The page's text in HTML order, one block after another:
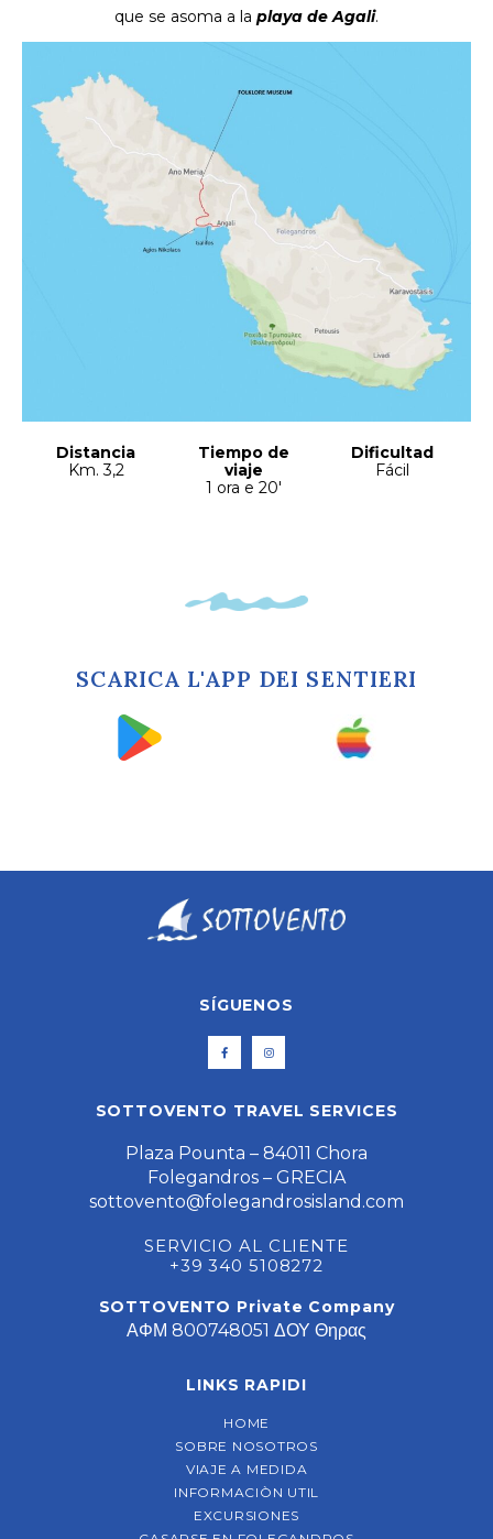
Distancia
Km. 3,2
Tiempo de
viaje
1 ora e 20′
Dificultad
Fácil
que se asoma a la playa de Agali.
SCARICA L'APP DEI SENTIERI
SÍGUENOS
SOTTOVENTO TRAVEL SERVICES
Plaza Pounta – 84011 Chora
Folegandros – GRECIA
sottovento@folegandrosisland.com
SERVICIO AL CLIENTE
+39 340 5108272
SOTTOVENTO Private Company
ΑΦΜ 800748051 ΔΟΥ Θηρας
LINKS RAPIDI
HOME
SOBRE NOSOTROS
VIAJE A MEDIDA
INFORMACIÒN UTIL
EXCURSIONES